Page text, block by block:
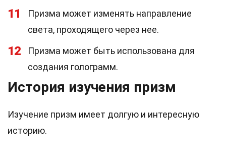
11
Призма может изменять направление
света, проходящего через нее.
12
Призма может быть использована для
создания голограмм.
История изучения призм
Изучение призм имеет долгую и интересную
историю.